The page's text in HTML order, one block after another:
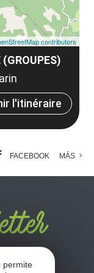
(GROUPES)
l'itinéraire
contributors
FACEBOOK MÁS
permite